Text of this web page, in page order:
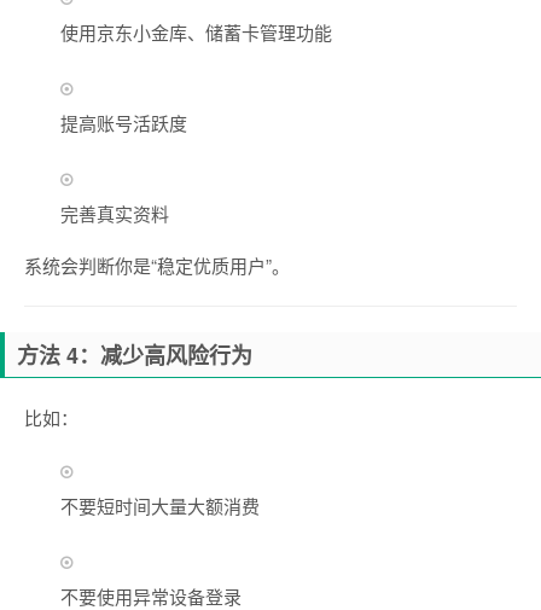
使用京东小金库、储蓄卡管理功能
提高账号活跃度
完善真实资料
系统会判断你是“稳定优质用户”。
方法 4：减少高风险行为
比如：
不要短时间大量大额消费
不要使用异常设备登录